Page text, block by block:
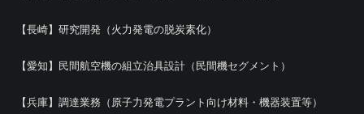
【長崎】研究開発（火力発電の脱炭素化）
【愛知】民間航空機の組立治具設計（民間機セグメント）
【兵庫】調達業務（原子力発電プラント向け材料・機器装置等）